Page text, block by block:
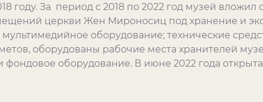
году. За период с 2018 по 2022 год музей вложил
церкви Жен Мироносиц под хранение и
оборудование; технические
оборудованы рабочие места хранителей
фондовое оборудование. В июне 2022 года